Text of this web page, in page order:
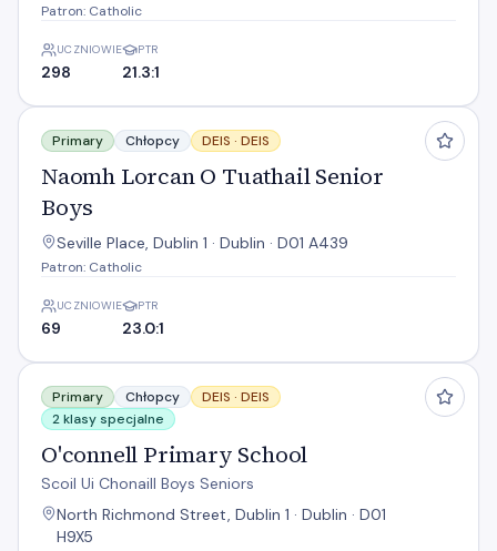
Patron: Catholic
UCZNIOWIE
298
PTR
21.3:1
Naomh Lorcan O Tuathail Senior Boys
Primary Chłopcy DEIS · DEIS
Naomh Lorcan O Tuathail Senior
Boys
Seville Place, Dublin 1 · Dublin · D01 A439
Patron: Catholic
UCZNIOWIE
69
PTR
23.0:1
O'connell Primary School
Primary Chłopcy DEIS · DEIS
2 klasy specjalne
O'connell Primary School
Scoil Ui Chonaill Boys Seniors
North Richmond Street, Dublin 1 · Dublin · D01
H9X5